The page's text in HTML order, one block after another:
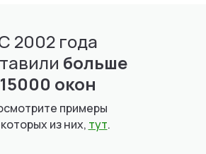
2002 года
больше
15000 окон
примеры
из них, тут.